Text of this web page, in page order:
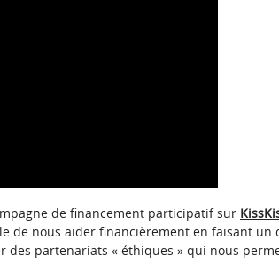
de financement participatif sur
de nous aider financièrement en faisant un
partenariats « éthiques » qui nous